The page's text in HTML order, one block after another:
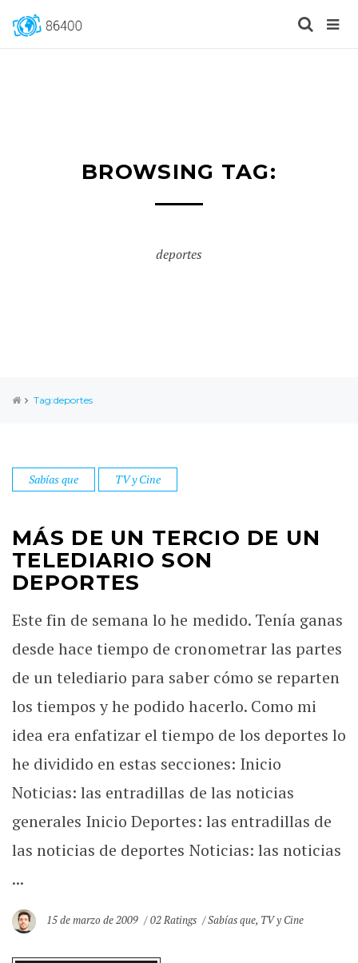
BROWSING TAG:
deportes
Tag:deportes
Sabías que TV y Cine
MÁS DE UN TERCIO DE UN
TELEDIARIO SON
DEPORTES
Este fin de semana lo he medido. Tenía ganas
desde hace tiempo de cronometrar las partes
de un telediario para saber cómo se reparten
los tiempos y he podido hacerlo. Como mi
idea era enfatizar el tiempo de los deportes lo
he dividido en estas secciones: Inicio
Noticias: las entradillas de las noticias
generales Inicio Deportes: las entradillas de
las noticias de deportes Noticias: las noticias
...
15 de marzo de 2009 02 Ratings Sabías que, TV y Cine